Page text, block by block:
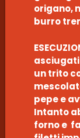
origano,
burro
asciugati
un trito
pepe e
Intanto
forno e